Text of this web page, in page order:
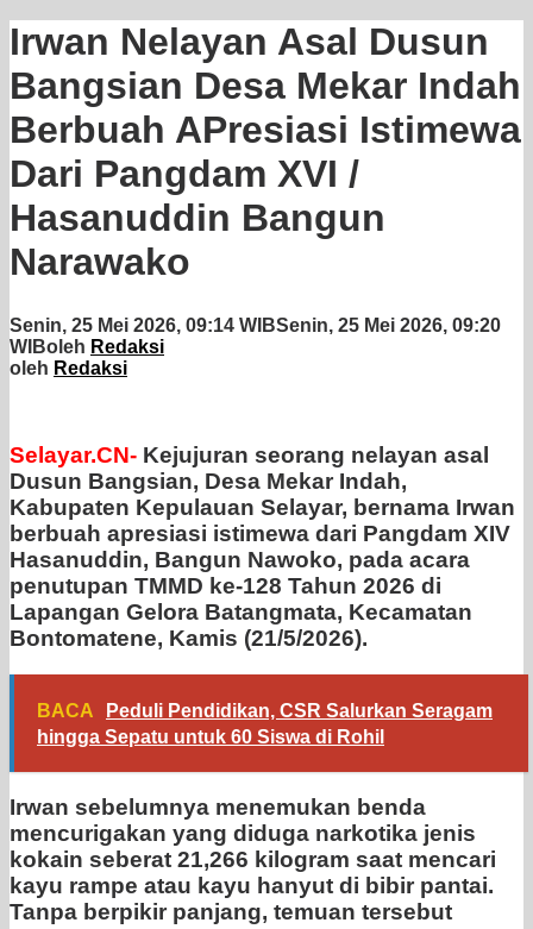
Irwan Nelayan Asal Dusun
Bangsian Desa Mekar Indah
Berbuah APresiasi Istimewa
Dari Pangdam XVI /
Hasanuddin Bangun
Narawako
Senin, 25 Mei 2026, 09:14 WIBSenin, 25 Mei 2026, 09:20
WIBoleh Redaksi
oleh Redaksi
Selayar.CN- Kejujuran seorang nelayan asal
Dusun Bangsian, Desa Mekar Indah,
Kabupaten Kepulauan Selayar, bernama Irwan
berbuah apresiasi istimewa dari Pangdam XIV
Hasanuddin, Bangun Nawoko, pada acara
penutupan TMMD ke-128 Tahun 2026 di
Lapangan Gelora Batangmata, Kecamatan
Bontomatene, Kamis (21/5/2026).
BACA
Peduli Pendidikan, CSR Salurkan Seragam
hingga Sepatu untuk 60 Siswa di Rohil
Irwan sebelumnya menemukan benda
mencurigakan yang diduga narkotika jenis
kokain seberat 21,266 kilogram saat mencari
kayu rampe atau kayu hanyut di bibir pantai.
Tanpa berpikir panjang, temuan tersebut